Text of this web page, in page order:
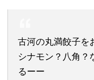
古河の丸満餃子を
シナモン？八角？
るーー